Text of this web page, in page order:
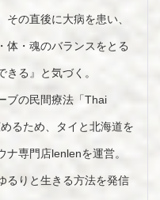
の直後に大病を患い、
体・魂のバランスをとる
る』と気づく。
ブの民間療法「Thai
るため、タイと北海道を
専門店lenlenを運営。
るりと生きる方法を発信